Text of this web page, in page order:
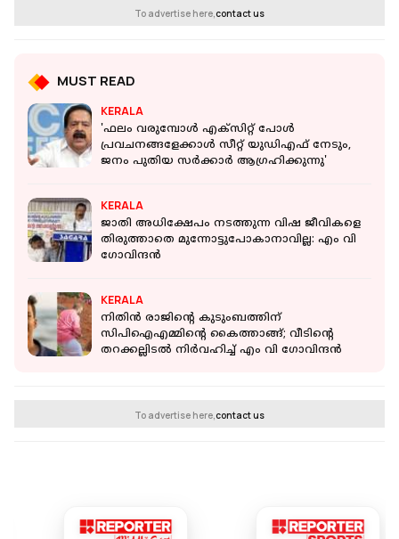
To advertise here,contact us
MUST READ
KERALA
'ഫലം വരുമ്പോൾ എക്‌സിറ്റ് പോൾ
പ്രവചനങ്ങളേക്കാൾ സീറ്റ് യുഡിഎഫ് നേടും,
ജനം പുതിയ സർക്കാർ ആഗ്രഹിക്കുന്നു'
KERALA
ജാതി അധിക്ഷേപം നടത്തുന്ന വിഷ ജീവികളെ
തിരുത്താതെ മുന്നോട്ടുപോകാനാവില്ല: എം വി
ഗോവിന്ദന്‍
KERALA
നിതിന്‍ രാജിന്റെ കുടുംബത്തിന്
സിപിഐഎമ്മിന്റെ കൈത്താങ്ങ്; വീടിന്റെ
തറക്കല്ലിടൽ നിര്‍വഹിച്ച് എം വി ഗോവിന്ദന്‍
To advertise here,contact us